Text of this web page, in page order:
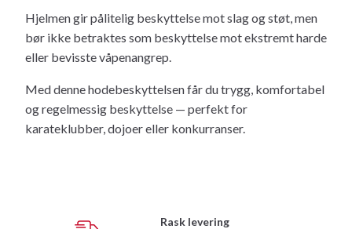
Hjelmen gir pålitelig beskyttelse mot slag og støt, men
bør ikke betraktes som beskyttelse mot ekstremt harde
eller bevisste våpenangrep.
Med denne hodebeskyttelsen får du trygg, komfortabel
og regelmessig beskyttelse — perfekt for
karateklubber, dojoer eller konkurranser.
Rask levering